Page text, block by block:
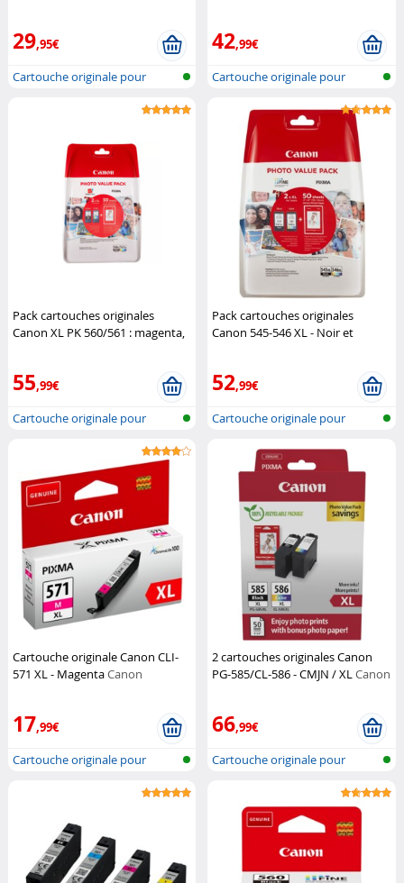
29,95€
Cartouche originale pour
42,99€
Cartouche originale pour
Pack cartouches originales
Canon XL PK 560/561 : magenta,
55,99€
Cartouche originale pour
Pack cartouches originales
Canon 545-546 XL - Noir et
52,99€
Cartouche originale pour
Cartouche originale Canon CLI-
571 XL - MagentaCanon
17,99€
Cartouche originale pour
2 cartouches originales Canon
PG-585/CL-586 - CMJN / XLCanon
66,99€
Cartouche originale pour